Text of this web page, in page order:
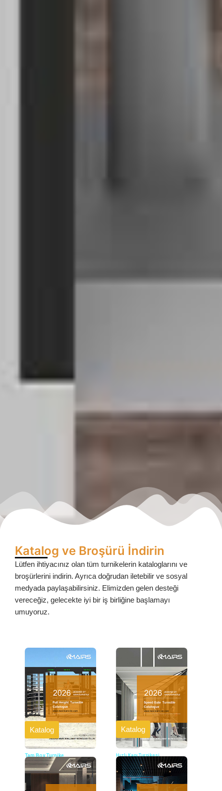
Katalog ve Broşürü İndirin
Lütfen ihtiyacınız olan tüm turnikelerin kataloglarını ve
broşürlerini indirin. Ayrıca doğrudan iletebilir ve sosyal
medyada paylaşabilirsiniz. Elimizden gelen desteği
vereceğiz, gelecekte iyi bir iş birliğine başlamayı
umuyoruz.
Tam Boy Turnike
Katalog
Hızlı Kapı Turnikesi
Katalog